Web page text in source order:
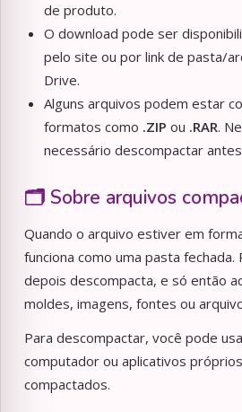
de produto.
O download pode ser
pelo site ou por link de pasta/
Drive.
Alguns arquivos podem estar
formatos como .ZIP ou .RAR.
necessário descompactar
🗂️ Sobre arquivos
Quando o arquivo estiver em
funciona como uma pasta fechada.
depois descompacta, e só então
moldes, imagens, fontes ou
Para descompactar, você pode
computador ou aplicativos
compactados.